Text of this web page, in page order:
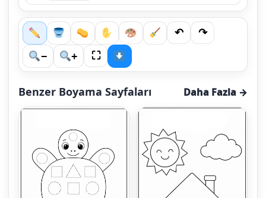
↶
↷
−
+ ⛶
Benzer Boyama Sayfaları Daha Fazla →